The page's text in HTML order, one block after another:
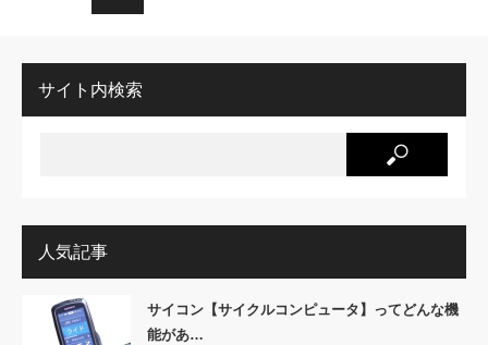
サイト内検索
人気記事
サイコン【サイクルコンピュータ】ってどんな機
能があ…